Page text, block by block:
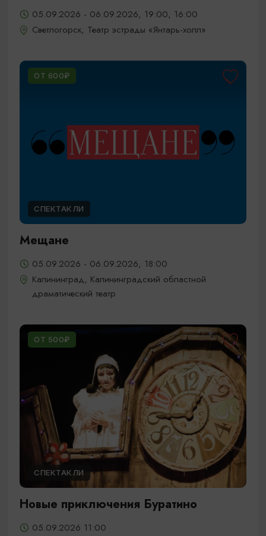
05.09.2026 - 06.09.2026, 19:00, 16:00
Светлогорск, Театр эстрады «Янтарь-холл»
ОТ 600₽
СПЕКТАКЛИ
Мещане
05.09.2026 - 06.09.2026, 18:00
Калининград, Калининградский областной
драматический театр
ОТ 500₽
СПЕКТАКЛИ
Новые приключения Буратино
05.09.2026 11:00